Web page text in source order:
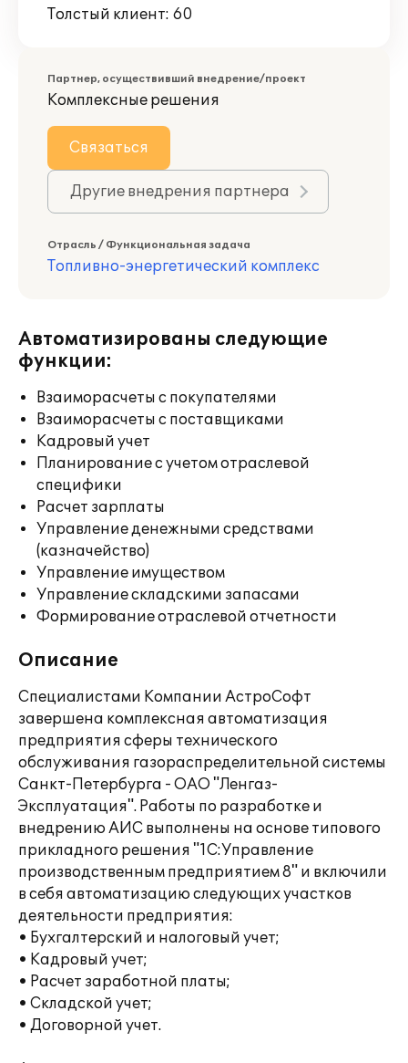
Толстый клиент: 60
Партнер, осуществивший внедрение/проект
Комплексные решения
Связаться
Другие внедрения партнера
Отрасль / Функциональная задача
Топливно-энергетический комплекс
Автоматизированы следующие
функции:
Взаиморасчеты с покупателями
Взаиморасчеты с поставщиками
Кадровый учет
Планирование с учетом отраслевой
специфики
Расчет зарплаты
Управление денежными средствами
(казначейство)
Управление имуществом
Управление складскими запасами
Формирование отраслевой отчетности
Описание
Специалистами Компании АстроСофт
завершена комплексная автоматизация
предприятия сферы технического
обслуживания газораспределительной системы
Санкт-Петербурга - ОАО "Ленгаз-
Эксплуатация". Работы по разработке и
внедрению АИС выполнены на основе типового
прикладного решения "1С:Управление
производственным предприятием 8" и включили
в себя автоматизацию следующих участков
деятельности предприятия:
• Бухгалтерский и налоговый учет;
• Кадровый учет;
• Расчет заработной платы;
• Складской учет;
• Договорной учет.